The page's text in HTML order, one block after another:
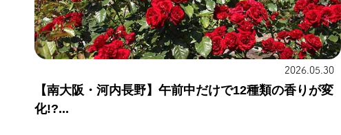
2026.05.30
【南大阪・河内長野】午前中だけで12種類の香りが変
化!?...